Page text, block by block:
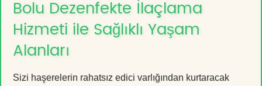
Bolu Dezenfekte İlaçlama
Hizmeti ile Sağlıklı Yaşam
Alanları
Sizi haşerelerin rahatsız edici varlığından kurtaracak